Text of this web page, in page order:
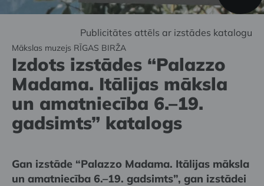
Publicitātes attēls ar izstādes katalogu
Mākslas muzejs RĪGAS BIRŽA
Izdots izstādes “Palazzo
Madama. Itālijas māksla
un amatniecība 6.–19.
gadsimts” katalogs
Gan izstāde “Palazzo Madama. Itālijas māksla
un amatniecība 6.–19. gadsimts”, gan izstādei